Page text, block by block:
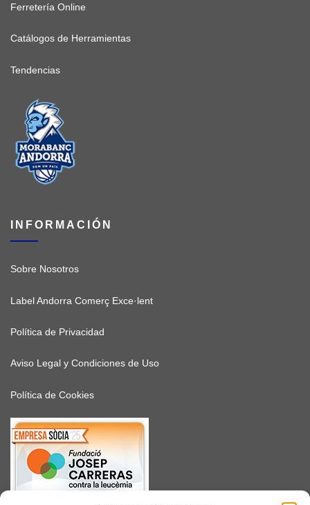
Ferretería Online
Catálogos de Herramientas
Tendencias
INFORMACIÓN
Sobre Nosotros
Label Andorra Comerç Exce·lent
Política de Privacidad
Aviso Legal y Condiciones de Uso
Política de Cookies